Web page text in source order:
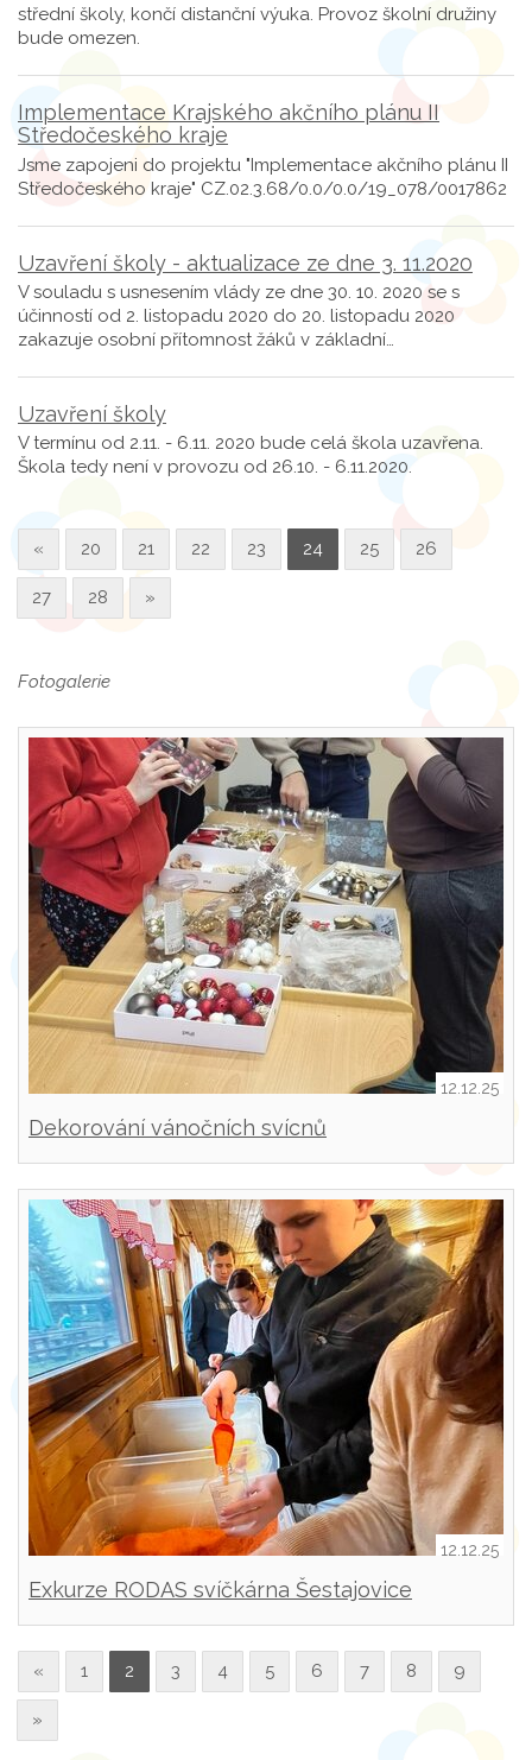
střední školy, končí distanční výuka. Provoz školní družiny
bude omezen.
Implementace Krajského akčního plánu II
Středočeského kraje
Jsme zapojeni do projektu "Implementace akčního plánu II
Středočeského kraje" CZ.02.3.68/0.0/0.0/19_078/0017862
Uzavření školy - aktualizace ze dne 3. 11.2020
V souladu s usnesením vlády ze dne 30. 10. 2020 se s
účinností od 2. listopadu 2020 do 20. listopadu 2020
zakazuje osobní přítomnost žáků v základní…
Uzavření školy
V termínu od 2.11. - 6.11. 2020 bude celá škola uzavřena.
Škola tedy není v provozu od 26.10. - 6.11.2020.
« 20 21 22 23 24 25 26
27 28 »
Fotogalerie
12.12.25
Dekorování vánočních svícnů
12.12.25
Exkurze RODAS svíčkárna Šestajovice
« 1 2 3 4 5 6 7 8 9
»